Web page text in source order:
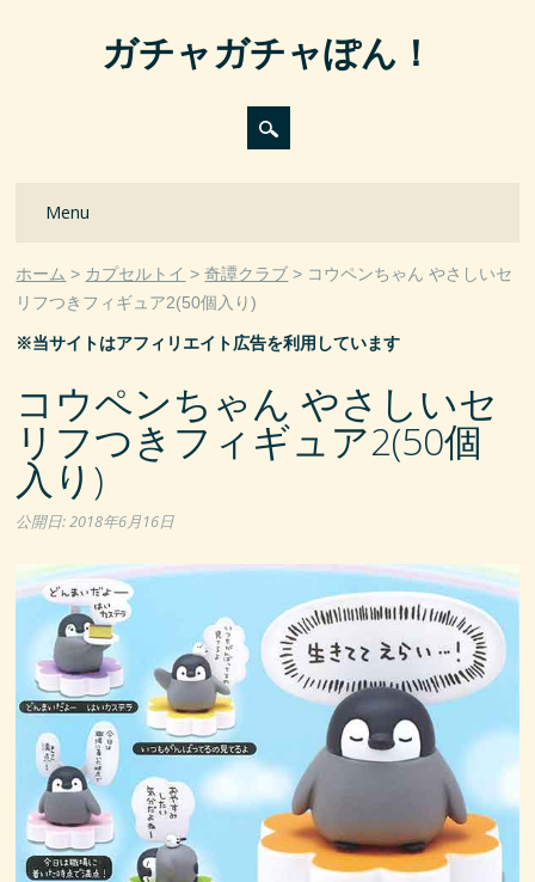
ガチャガチャぽん！
Main menu
Menu
ホーム カプセルトイ 奇譚クラブ
コウペンちゃん やさしいセ
リフつきフィギュア2(50個入り)
※当サイトはアフィリエイト広告を利用しています
コウペンちゃん やさしいセ
リフつきフィギュア2(50個
入り)
公開日:2018年6月16日